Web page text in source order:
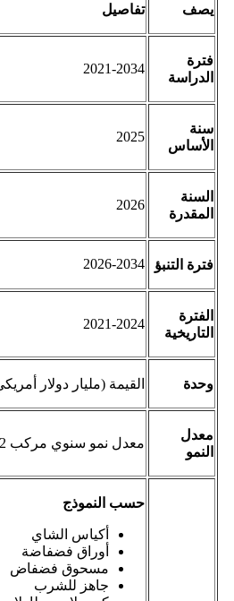
يصف تفاصيل
فترة
الدراسة
2021-2034
سنة
الأساس
2025
السنة
المقدرة
2026
فترة التنبؤ 2026-2034
الفترة
التاريخية
2021-2024
وحدة القيمة (مليار دولار أمريكي)
معدل
النمو
معدل نمو سنوي مركب 9.52% من 2026 إلى 2034
حسب النموذج
أكياس الشاي
أوراق فضفاضة
مسحوق فضفاض
جاهز للشرب